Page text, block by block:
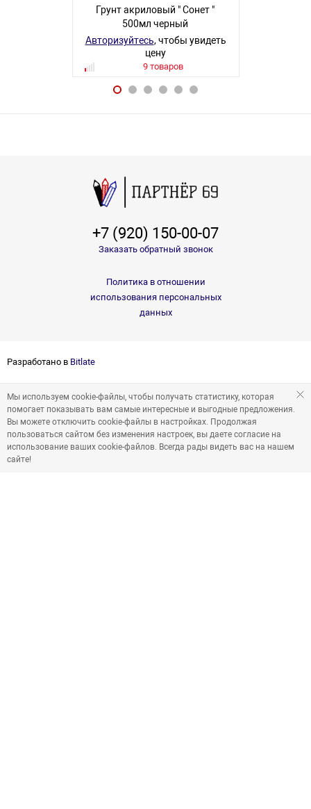
Грунт акриловый " Сонет "
500мл черный
Авторизуйтесь, чтобы увидеть
цену
9 товаров
+7 (920) 150-00-07
Заказать обратный звонок
Политика в отношении
использования персональных
данных
Разработано в Bitlate
Мы используем cookie-файлы, чтобы получать статистику, которая
помогает показывать вам самые интересные и выгодные предложения.
Вы можете отключить cookie-файлы в настройках. Продолжая
пользоваться сайтом без изменения настроек, вы даете согласие на
использование ваших cookie-файлов. Всегда рады видеть вас на нашем
сайте!